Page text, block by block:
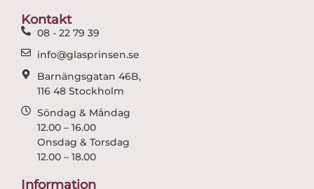
Kontakt
08 - 22 79 39
info@glasprinsen.se
Barnängsgatan 46B,
116 48 Stockholm
Söndag & Måndag
12.00 – 16.00
Onsdag & Torsdag
12.00 – 18.00
Information